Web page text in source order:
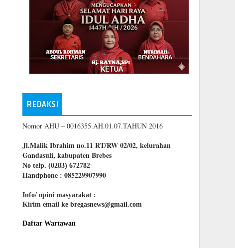
REDAKSI
Nomor AHU – 0016355.AH.01.07.TAHUN 2016
Jl.Malik Ibrahim no.11 RT/RW 02/02, kelurahan
Gandasuli, kabupaten Brebes
No telp. (0283) 672782
Handphone : 085229907990
Info/ opini masyarakat :
Kirim email ke bregasnews@gmail.com
Daftar Wartawan